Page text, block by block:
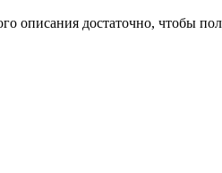
описания достаточно, чтобы